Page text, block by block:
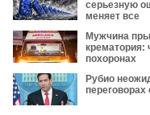
серьезную
меняет все
Мужчина
крематория:
похоронах
Рубио
переговорах